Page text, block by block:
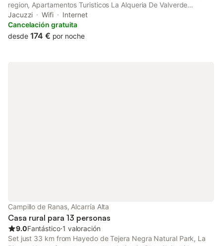
region, Apartamentos Turisticos La Alqueria De Valverde
features accommodation with access to a hot tub. The property
features mountain and quiet street views.
Jacuzzi Wifi
Internet
Cancelación gratuita
desde 174 € por noche
Campillo de Ranas, Alcarría Alta
Casa rural para 13 personas
9.0Fantástico⋅1 valoración
Set just 33 km from Hayedo de Tejera Negra Natural Park, La